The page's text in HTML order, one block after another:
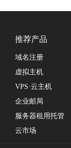
推荐产品
域名注册
虚拟主机
VPS·云主机
企业邮局
服务器租用托管
云市场